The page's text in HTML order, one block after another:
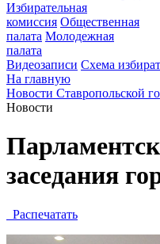
Избирательная
комиссия Общественная
палата Молодежная
палата
Видеозаписи Схема
На главную
Новости Ставропольской
Новости
заседания
Распечатать